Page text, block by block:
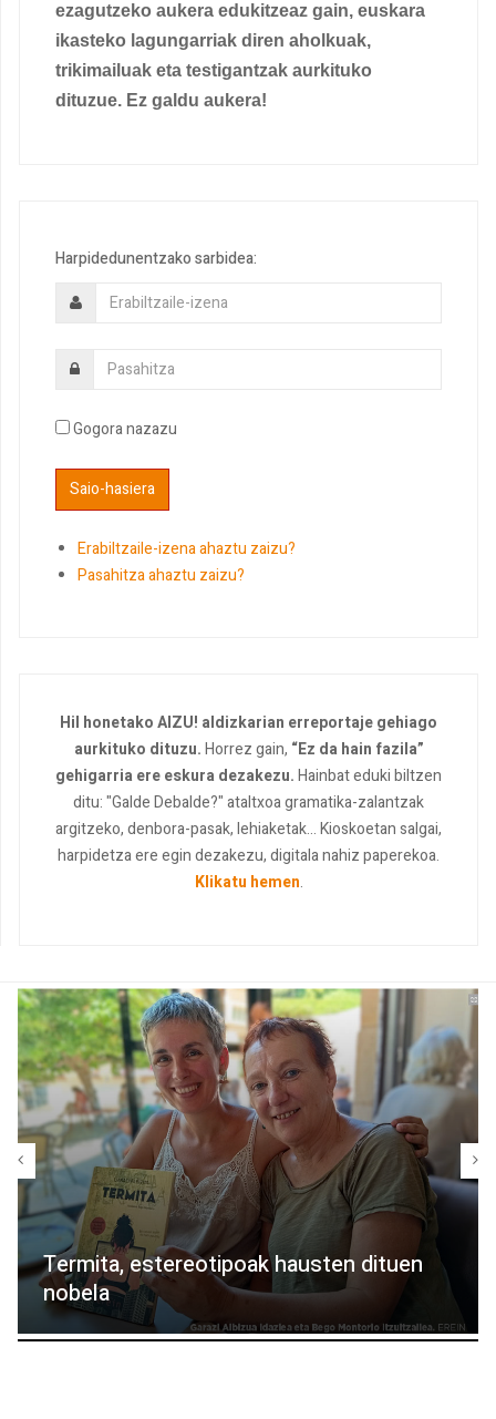
ezagutzeko aukera edukitzeaz gain, euskara
ikasteko lagungarriak diren aholkuak,
trikimailuak eta testigantzak aurkituko
dituzue. Ez galdu aukera!
Harpidedunentzako sarbidea:
Gogora nazazu
Erabiltzaile-izena ahaztu zaizu?
Pasahitza ahaztu zaizu?
Hil honetako AIZU! aldizkarian erreportaje gehiago
aurkituko dituzu.Horrez gain, “Ez da hain fazila”
gehigarria ere eskura dezakezu.Hainbat eduki biltzen
ditu: "Galde Debalde?" ataltxoa gramatika-zalantzak
argitzeko, denbora-pasak, lehiaketak... Kioskoetan salgai,
harpidetza ere egin dezakezu, digitala nahiz paperekoa.
Klikatu hemen.
Termita, estereotipoak hausten dituen
nobela